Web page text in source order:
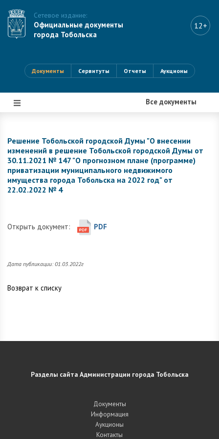
Сетевое издание:
Официальные документы
города Тобольска
12+
Документы Сервитуты Отчеты Аукционы
Все документы
|||
Решение Тобольской городской Думы "О внесении
изменений в решение Тобольской городской Думы от
30.11.2021 № 147 "О прогнозном плане (программе)
приватизации муниципального недвижимого
имущества города Тобольска на 2022 год" от
22.02.2022 № 4
Открыть документ: PDF
Дата публикации: 01.03.2022г
Возврат к списку
Разделы сайта Администрации города Тобольска
Документы
Информация
Аукционы
Контакты